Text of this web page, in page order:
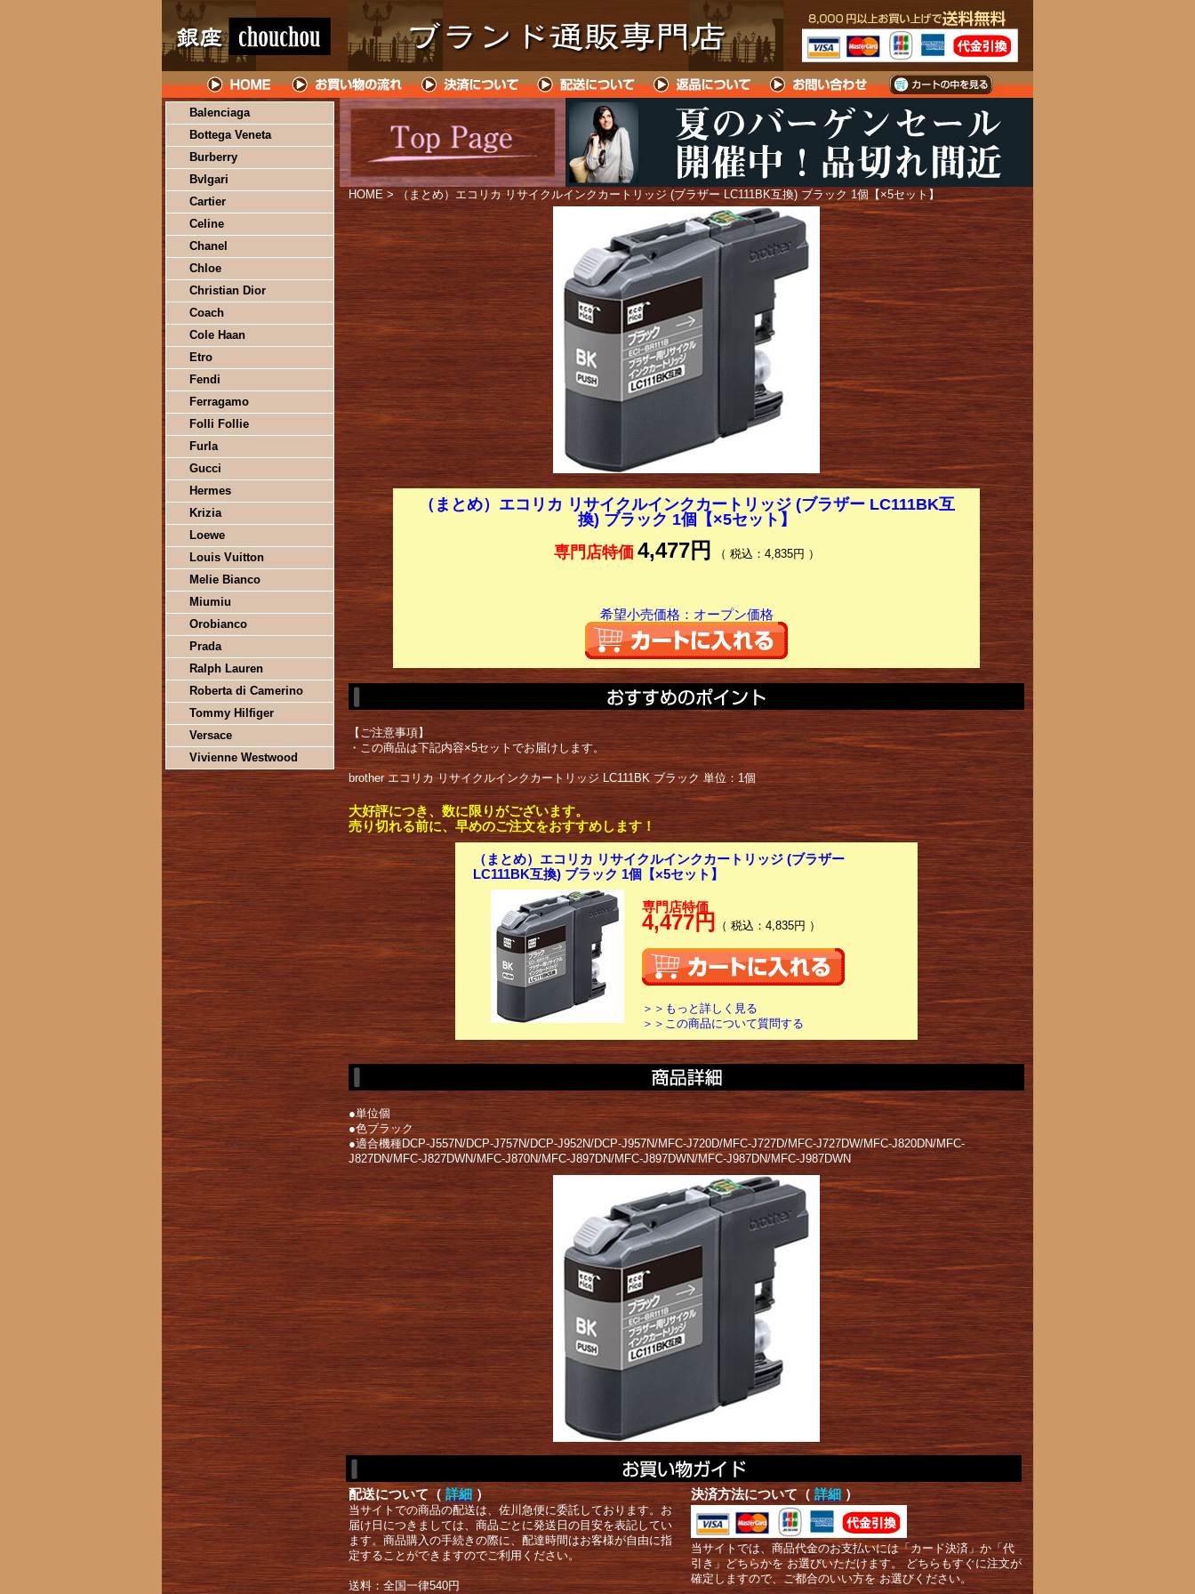
Balenciaga
Bottega Veneta
Burberry
Bvlgari
Cartier
Celine
Chanel
Chloe
Christian Dior
Coach
Cole Haan
Etro
Fendi
Ferragamo
Folli Follie
Furla
Gucci
Hermes
Krizia
Loewe
Louis Vuitton
Melie Bianco
Miumiu
Orobianco
Prada
Ralph Lauren
Roberta di Camerino
Tommy Hilfiger
Versace
Vivienne Westwood
HOME > （まとめ）エコリカ リサイクルインクカートリッジ (ブラザー LC111BK互換) ブラック 1個【×5セット】
（まとめ）エコリカ リサイクルインクカートリッジ (ブラザー LC111BK互
換) ブラック 1個【×5セット】
専門店特価 4,477円 （ 税込：4,835円 ）
希望小売価格：オープン価格
【ご注意事項】
・この商品は下記内容×5セットでお届けします。
brother エコリカ リサイクルインクカートリッジ LC111BK ブラック 単位：1個
大好評につき、数に限りがございます。
売り切れる前に、早めのご注文をおすすめします！
（まとめ）エコリカ リサイクルインクカートリッジ (ブラザー
LC111BK互換) ブラック 1個【×5セット】
専門店特価
4,477円 （ 税込：4,835円 ）
＞＞もっと詳しく見る
＞＞この商品について質問する
●単位個
●色ブラック
●適合機種DCP-J557N/DCP-J757N/DCP-J952N/DCP-J957N/MFC-J720D/MFC-J727D/MFC-J727DW/MFC-J820DN/MFC-
J827DN/MFC-J827DWN/MFC-J870N/MFC-J897DN/MFC-J897DWN/MFC-J987DN/MFC-J987DWN
配送について（ 詳細 ）
当サイトでの商品の配送は、佐川急便に委託しております。お
届け日につきましては、商品ごとに発送日の目安を表記してい
ます。商品購入の手続きの際に、配達時間はお客様が自由に指
定することができますのでご利用ください。
送料：全国一律540円
決済方法について（ 詳細 ）
当サイトでは、商品代金のお支払いには「カード決済」か「代
引き」どちらかを お選びいただけます。 どちらもすぐに注文が
確定しますので、ご都合のいい方を お選びください。